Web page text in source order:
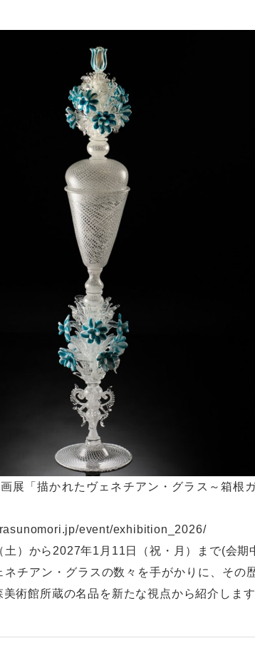
展「描かれたヴェネチアン・グラス～箱根
event/exhibition_2026/
）から2027年1月11日（祝・月）まで(会期
ネチアン・グラスの数々を手がかりに、その
術館所蔵の名品を新たな視点から紹介しま